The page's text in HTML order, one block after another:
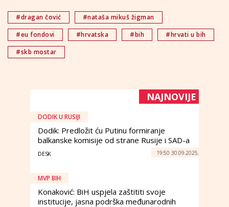
#dragan čović
#nataša mikuš žigman
#eu fondovi
#hrvatska #bih
#hrvati u bih
#skb mostar
NAJNOVIJE
DODIK U RUSIJI
Dodik: Predložit ću Putinu formiranje
balkanske komisije od strane Rusije i SAD-a
DESK 19:50 30.09.2025.
MVP BIH
Konaković: BiH uspjela zaštititi svoje
institucije, jasna podrška međunarodnih